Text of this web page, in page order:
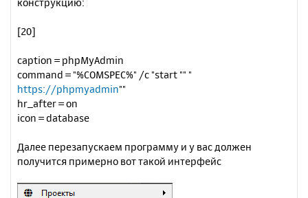
конструкцию:
[20]
caption = phpMyAdmin
command = "%COMSPEC%" /c "start "" "
https://phpmyadmin""
hr_after = on
icon = database
Далее перезапускаем программу и у вас должен
получится примерно вот такой интерфейс